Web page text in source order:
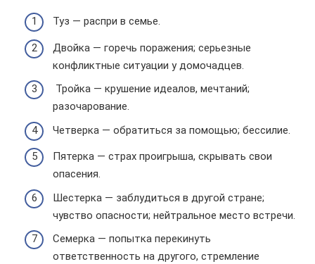
Туз — распри в семье.
Двойка — горечь поражения; серьезные
конфликтные ситуации у домочадцев.
Тройка — крушение идеалов, мечтаний;
разочарование.
Четверка — обратиться за помощью; бессилие.
Пятерка — страх проигрыша, скрывать свои
опасения.
Шестерка — заблудиться в другой стране;
чувство опасности; нейтральное место встречи.
Семерка — попытка перекинуть
ответственность на другого, стремление